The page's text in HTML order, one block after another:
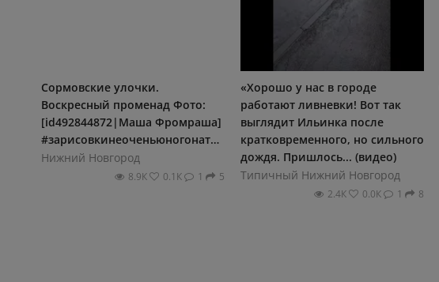
Сормовские улочки.
Воскресный променад Фото:
[id492844872|Маша Фромраша]
#зарисовкинеоченьюногонатуралиста
Нижний Новгород
8.9К 0.1К 1 5
«Хорошо у нас в городе
работают ливневки! Вот так
выглядит Ильинка после
кратковременного, но сильного
дождя. Пришлось... (видео)
Типичный Нижний Новгород
2.4К 0.0К 1 8